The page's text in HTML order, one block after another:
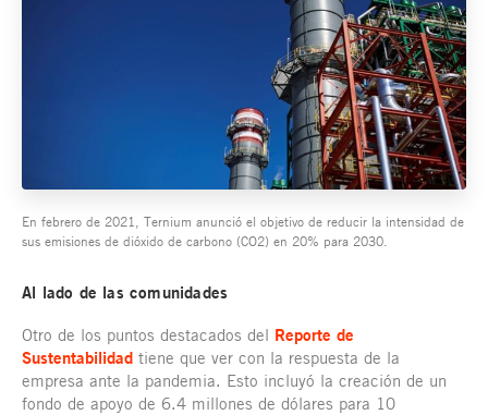
En febrero de 2021, Ternium anunció el objetivo de reducir la intensidad de
sus emisiones de dióxido de carbono (CO2) en 20% para 2030.
Al lado de las comunidades
Otro de los puntos destacados del Reporte de
Sustentabilidad tiene que ver con la respuesta de la
empresa ante la pandemia. Esto incluyó la creación de un
fondo de apoyo de 6.4 millones de dólares para 10